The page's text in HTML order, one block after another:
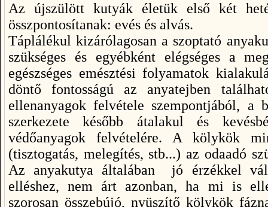
Az újszülött kutyák életük első két
összpontosítanak: evés és alvás.
Táplálékul kizárólagosan a szoptató
szükséges és egyébként elégséges a
egészséges emésztési folyamatok
döntő fontosságú az anyatejben
ellenanyagok felvétele szempontjából, a
szerkezete később átalakul és
védőanyagok felvételére. A kölykök
(tisztogatás, melegítés, stb...) az odaadó
Az anyakutya általában jó érzékkel
elléshez, nem árt azonban, ha mi is
szorosan összebújó, nyüszítő kölykök